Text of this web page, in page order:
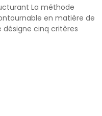
La méthode
en matière de
cinq critères